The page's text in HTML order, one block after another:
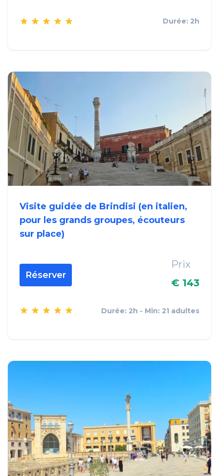
Durée: 2h
Visite guidée de Brindisi (en italien,
pour les grands groupes, écouteurs
sur place)
Réserver
Prix
€ 143
Durée: 2h - Min: 21 adultes